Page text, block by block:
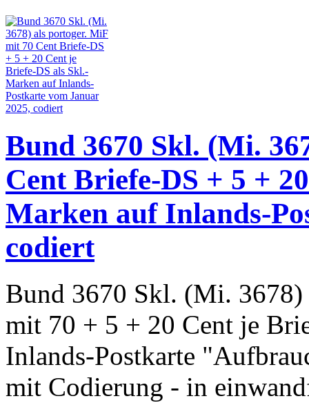
Bund 3670 Skl. (Mi.
Cent Briefe-DS + 5 +
Marken auf Inlands-
codiert
Bund 3670 Skl. (Mi. 3678)
mit 70 + 5 + 20 Cent je
Inlands-Postkarte
mit Codierung - in